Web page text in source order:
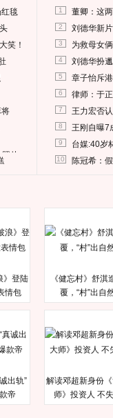
红毯
笑！
片
1 董卿：这
2 刘德华新
3 为救母女
4 刘德华扮
5 章子怡斥
6 律师：于
7 王力宏否
8 王刚自曝7
9 台媒:40岁
10 陈冠希：
》登陆
情包
《健忘村》舒淇
覆，“村”出自
出轨”
帝
解读邓超新身份
师》投资人 不